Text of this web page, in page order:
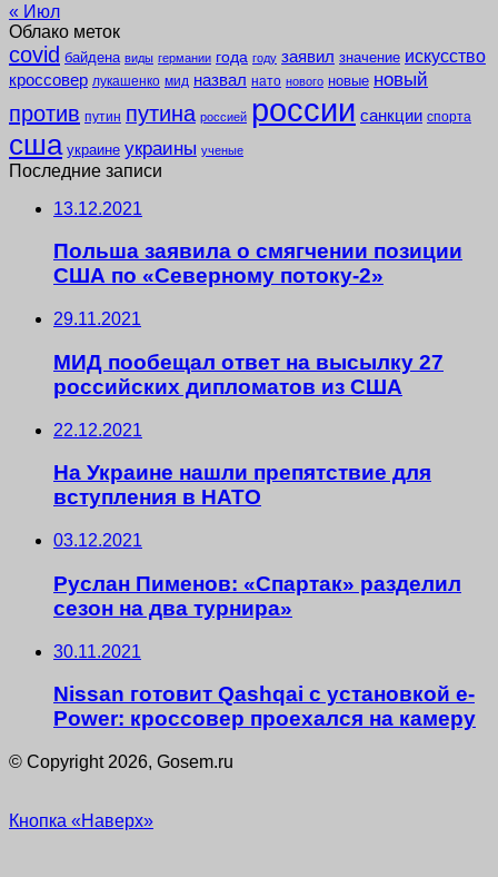
« Июл
Облако меток
covid байдена виды германии года году заявил значение искусство
кроссовер лукашенко мид назвал нато нового новые новый
против путин путина россией россии санкции спорта
сша украине украины ученые
Последние записи
13.12.2021
Польша заявила о смягчении позиции
США по «Северному потоку-2»
29.11.2021
МИД пообещал ответ на высылку 27
российских дипломатов из США
22.12.2021
На Украине нашли препятствие для
вступления в НАТО
03.12.2021
Руслан Пименов: «Спартак» разделил
сезон на два турнира»
30.11.2021
Nissan готовит Qashqai с установкой e-
Power: кроссовер проехался на камеру
© Copyright 2026, Gosem.ru
Кнопка «Наверх»